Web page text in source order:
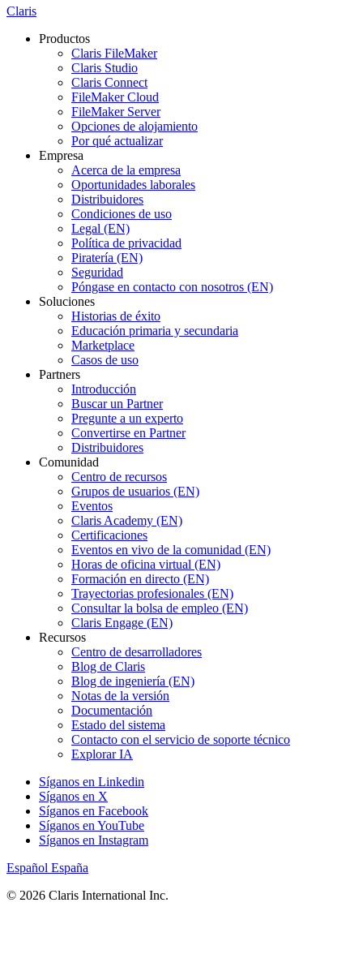
Claris
Productos
Claris FileMaker
Claris Studio
Claris Connect
FileMaker Cloud
FileMaker Server
Opciones de alojamiento
Por qué actualizar
Empresa
Acerca de la empresa
Oportunidades laborales
Distribuidores
Condiciones de uso
Legal (EN)
Política de privacidad
Piratería (EN)
Seguridad
Póngase en contacto con nosotros (EN)
Soluciones
Historias de éxito
Educación primaria y secundaria
Marketplace
Casos de uso
Partners
Introducción
Buscar un Partner
Pregunte a un experto
Convertirse en Partner
Distribuidores
Comunidad
Centro de recursos
Grupos de usuarios (EN)
Eventos
Claris Academy (EN)
Certificaciones
Eventos en vivo de la comunidad (EN)
Horas de oficina virtual (EN)
Formación en directo (EN)
Trayectorias profesionales (EN)
Consultar la bolsa de empleo (EN)
Claris Engage (EN)
Recursos
Centro de desarrolladores
Blog de Claris
Blog de ingeniería (EN)
Notas de la versión
Documentación
Estado del sistema
Contacto con el servicio de soporte técnico
Explorar IA
Síganos en Linkedin
Síganos en X
Síganos en Facebook
Síganos en YouTube
Síganos en Instagram
Español España
© 2026 Claris International Inc.